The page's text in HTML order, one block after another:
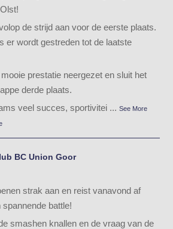
de strijd aan voor de eerste plaats.
er wordt gestreden tot de laatste
prestatie neergezet en sluit het
derde plaats.
veel succes, sportivitei ... See More
BC Union Goor
strak aan en reist vanavond af
battle!
smashen knallen en de vraag van de